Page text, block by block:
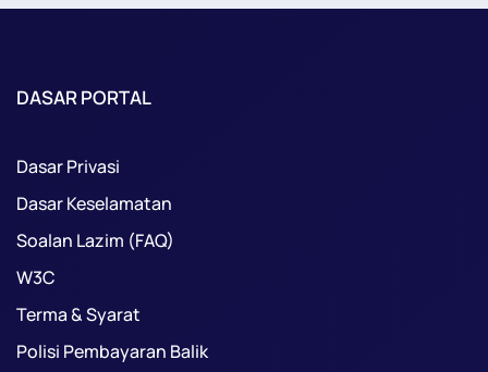
DASAR PORTAL
Dasar Privasi
Dasar Keselamatan
Soalan Lazim (FAQ)
W3C
Terma & Syarat
Polisi Pembayaran Balik